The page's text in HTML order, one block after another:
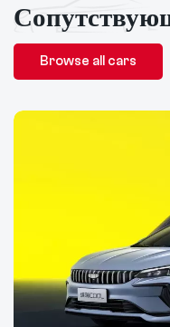
Browse all cars